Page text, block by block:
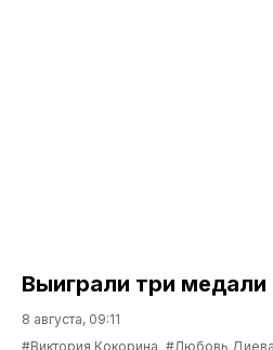
Выиграли три медали
8 августа, 09:11
#Виктория Кокорина #Любовь Диева